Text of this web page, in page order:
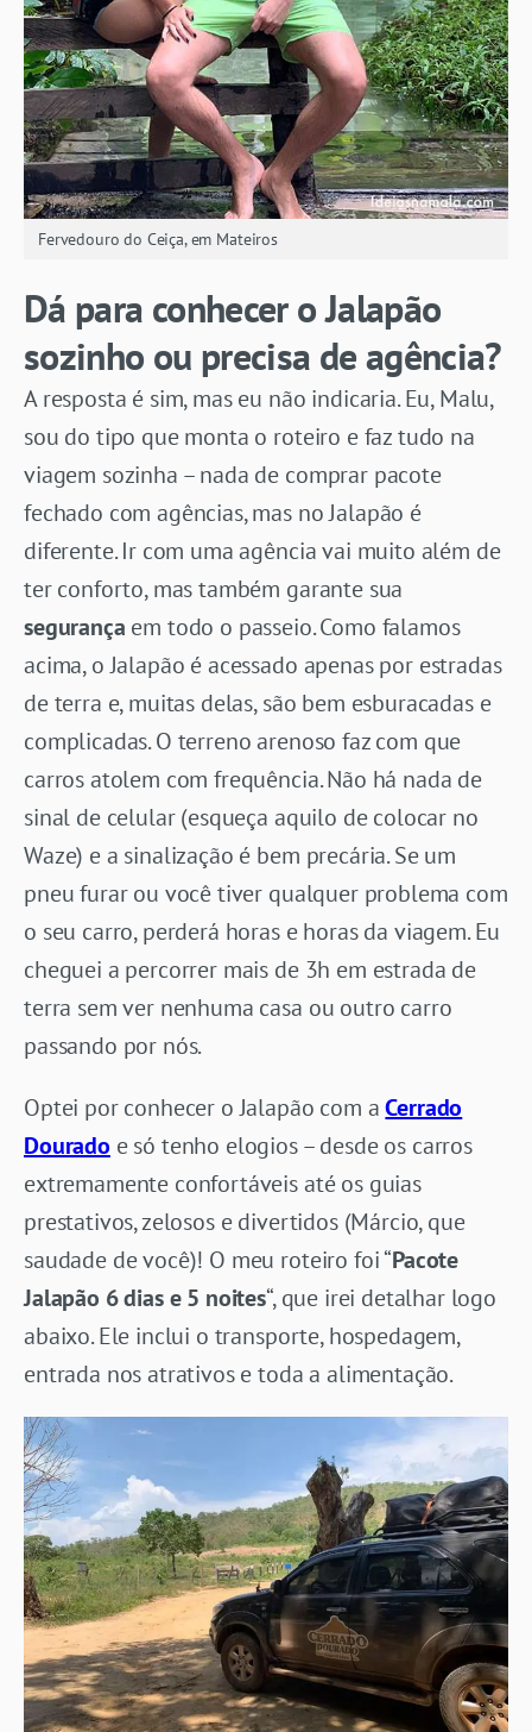
Fervedouro do Ceiça, em Mateiros
Dá para conhecer o Jalapão
sozinho ou precisa de agência?
A resposta é sim, mas eu não indicaria. Eu, Malu,
sou do tipo que monta o roteiro e faz tudo na
viagem sozinha – nada de comprar pacote
fechado com agências, mas no Jalapão é
diferente. Ir com uma agência vai muito além de
ter conforto, mas também garante sua
segurança em todo o passeio. Como falamos
acima, o Jalapão é acessado apenas por estradas
de terra e, muitas delas, são bem esburacadas e
complicadas. O terreno arenoso faz com que
carros atolem com frequência. Não há nada de
sinal de celular (esqueça aquilo de colocar no
Waze) e a sinalização é bem precária. Se um
pneu furar ou você tiver qualquer problema com
o seu carro, perderá horas e horas da viagem. Eu
cheguei a percorrer mais de 3h em estrada de
terra sem ver nenhuma casa ou outro carro
passando por nós.
Optei por conhecer o Jalapão com a Cerrado
Dourado e só tenho elogios – desde os carros
extremamente confortáveis até os guias
prestativos, zelosos e divertidos (Márcio, que
saudade de você)! O meu roteiro foi “Pacote
Jalapão 6 dias e 5 noites“, que irei detalhar logo
abaixo. Ele inclui o transporte, hospedagem,
entrada nos atrativos e toda a alimentação.